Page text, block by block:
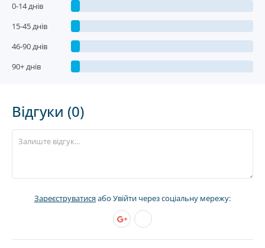
0-14 днів
15-45 днів
46-90 днів
90+ днів
Відгуки (0)
Зареєструватисяабо Увійти через соціальну мережу: